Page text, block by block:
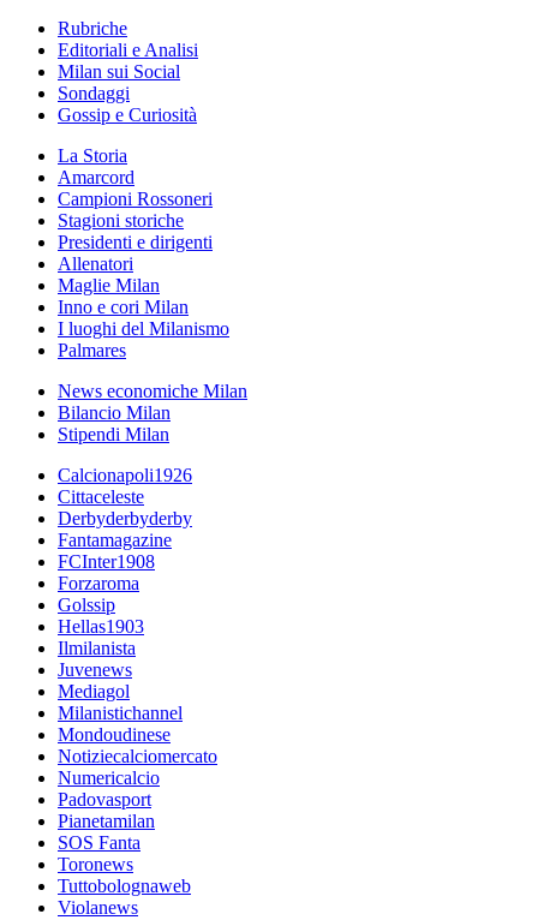
Rubriche
Editoriali e Analisi
Milan sui Social
Sondaggi
Gossip e Curiosità
La Storia
Amarcord
Campioni Rossoneri
Stagioni storiche
Presidenti e dirigenti
Allenatori
Maglie Milan
Inno e cori Milan
I luoghi del Milanismo
Palmares
News economiche Milan
Bilancio Milan
Stipendi Milan
Calcionapoli1926
Cittaceleste
Derbyderbyderby
Fantamagazine
FCInter1908
Forzaroma
Golssip
Hellas1903
Ilmilanista
Juvenews
Mediagol
Milanistichannel
Mondoudinese
Notiziecalciomercato
Numericalcio
Padovasport
Pianetamilan
SOS Fanta
Toronews
Tuttobolognaweb
Violanews